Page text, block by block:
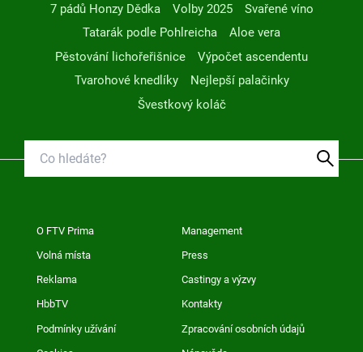
7 pádů Honzy Dědka
Volby 2025
Svařené víno
Tatarák podle Pohlreicha
Aloe vera
Pěstování lichořeřišnice
Výpočet ascendentu
Tvarohové knedlíky
Nejlepší palačinky
Švestkový koláč
O FTV Prima Management
Volná místa Press
Reklama Castingy a výzvy
HbbTV Kontakty
Podmínky užívání Zpracování osobních údajů